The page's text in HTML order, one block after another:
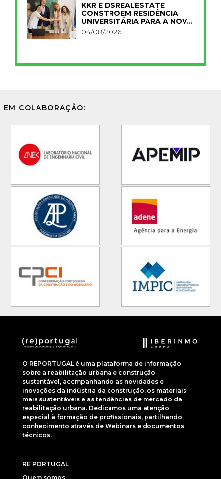
KKR E DSREALESTATE
CONSTROEM RESIDÊNCIA
UNIVERSITÁRIA PARA A NOVA
FCT
04/08/2026
EM COLABORAÇÃO:
O REPORTUGAL é uma plataforma de informação
sobre a reabilitação urbana e construção
sustentável, acompanhando as novidades e
inovações da indústria da construção, os materiais
mais sustentáveis e as tendências de mercado da
reabilitação urbana. Dedicamos uma atenção
especial à formação de profissionais, partilhando
conhecimento através de Webinars e documentos
técnicos.
RE PORTUGAL
Quem somos